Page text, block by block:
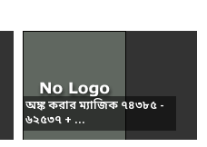
অঙ্ক করার ম্যাজিক ৭৪৩৮৫ -
৬২৫৩৭ + ...